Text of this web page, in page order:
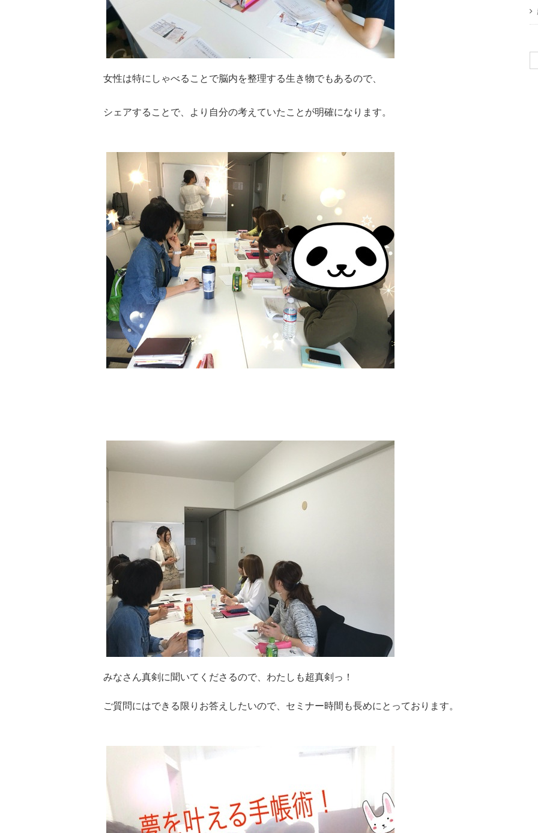
女性は特にしゃべることで脳内を整理する生き物でもあるので、
シェアすることで、より自分の考えていたことが明確になります。
みなさん真剣に聞いてくださるので、わたしも超真剣っ！
ご質問にはできる限りお答えしたいので、セミナー時間も長めにとっております。